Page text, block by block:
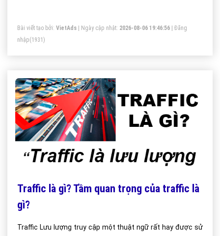
Direct Traffic.
Bài viết tạo bởi: VietAds | Ngày cập nhật: 2026-08-06 19:46:56
Đăng
nhập(1931)
Traffic là gì? Tầm quan trọng của traffic là
gì?
Traffic Lưu lượng truy cập một thuật ngữ rất hay được sử